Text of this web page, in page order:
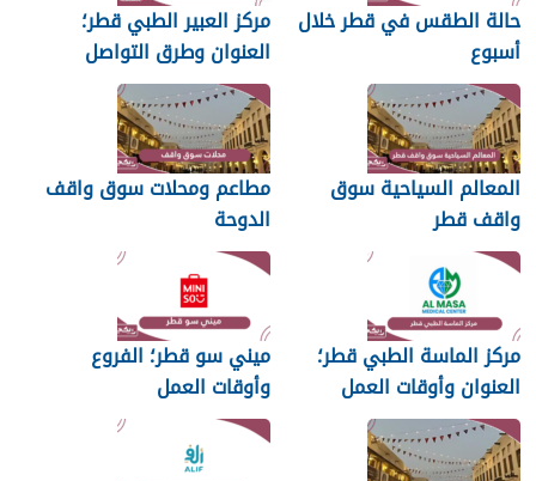
حالة الطقس في قطر خلال
أسبوع
مركز العبير الطبي قطر؛
العنوان وطرق التواصل
المعالم السياحية سوق
واقف قطر
مطاعم ومحلات سوق واقف
الدوحة
مركز الماسة الطبي قطر؛
العنوان وأوقات العمل
ميني سو قطر؛ الفروع
وأوقات العمل